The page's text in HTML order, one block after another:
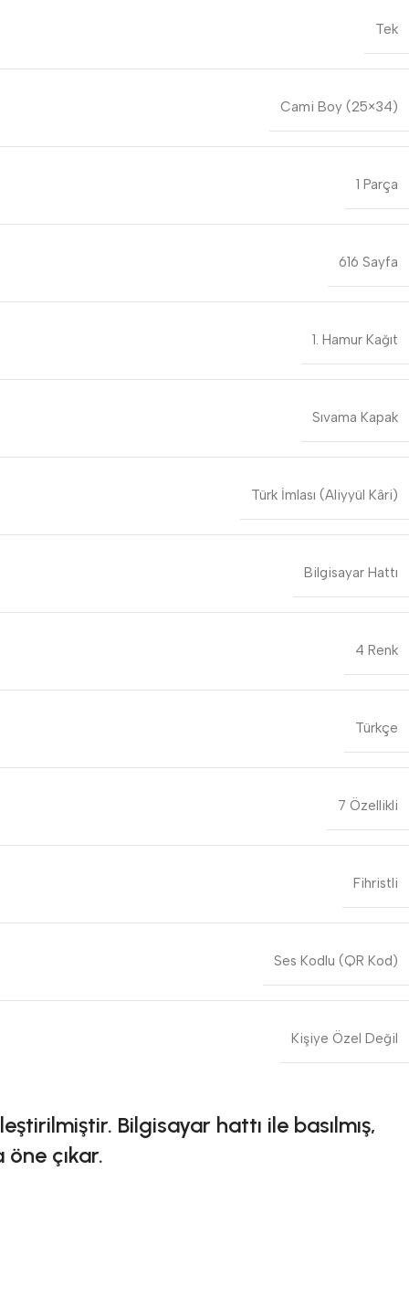
Tek
Cami Boy (25×34)
1 Parça
616 Sayfa
1. Hamur Kağıt
Sıvama Kapak
Türk İmlası (Aliyyül Kâri)
Bilgisayar Hattı
4 Renk
Türkçe
7 Özellikli
Fihristli
Ses Kodlu (QR Kod)
Kişiye Özel Değil
Bilgisayar hattı ile basılmış,
öne çıkar.